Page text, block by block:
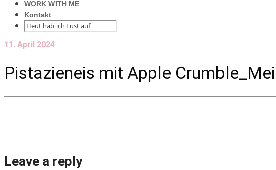
WORK WITH ME
Kontakt
11. April 2024
Pistazieneis mit Apple
Leave a reply